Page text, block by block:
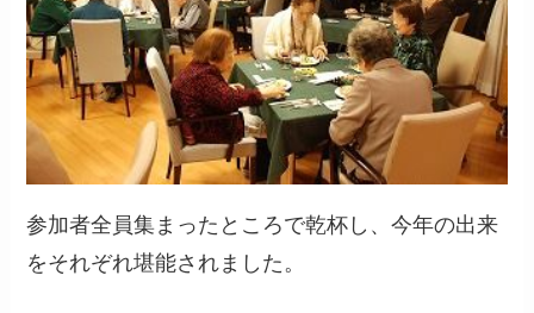
参加者全員集まったところで乾杯し、今年の出来
をそれぞれ堪能されました。